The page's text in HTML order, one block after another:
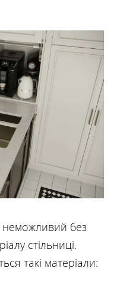
неможливий без
стільниці.
такі матеріали: